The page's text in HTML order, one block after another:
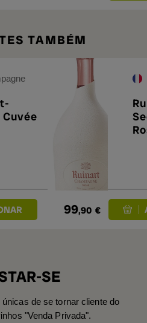
TAMBÉM
99,90 €
SE
de se tornar cliente do
"Venda Privada".